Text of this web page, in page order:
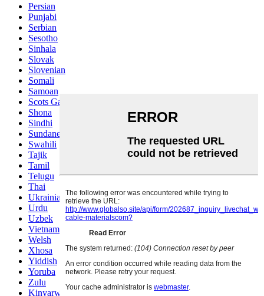
Persian
Punjabi
Serbian
Sesotho
Sinhala
Slovak
Slovenian
Somali
Samoan
Scots Gaelic
Shona
Sindhi
Sundanese
Swahili
Tajik
Tamil
Telugu
Thai
Ukrainian
Urdu
Uzbek
Vietnamese
Welsh
Xhosa
Yiddish
Yoruba
Zulu
Kinyarwanda